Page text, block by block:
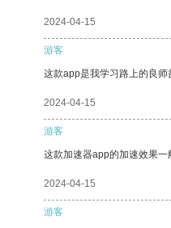
2024-04-15
游客
这款app是我学习路上的良
2024-04-15
游客
这款加速器app的加速效果
2024-04-15
游客